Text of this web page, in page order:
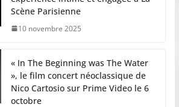
Scène Parisienne
10 novembre 2025
« In The Beginning was The Water
», le film concert néoclassique de
Nico Cartosio sur Prime Video le 6
octobre